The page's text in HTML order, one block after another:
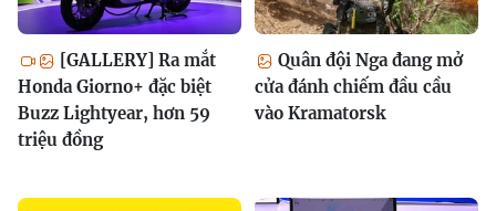
[GALLERY] Ra mắt
Honda Giorno+ đặc biệt
Buzz Lightyear, hơn 59
triệu đồng
Quân đội Nga đang mở
cửa đánh chiếm đầu cầu
vào Kramatorsk